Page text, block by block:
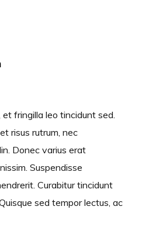
fringilla leo tincidunt sed.
risus rutrum, nec
Donec varius erat
Suspendisse
Curabitur tincidunt
sed tempor lectus, ac